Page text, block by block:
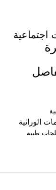
اجتماعية
الوراثية
طبية